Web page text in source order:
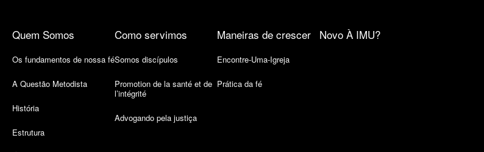
Quem Somos
Os fundamentos de nossa fé
A Questão Metodista
História
Estrutura
Como servimos
Somos discípulos
Promotion de la santé et de
l’intégrité
Advogando pela justiça
Maneiras de crescer
Encontre-Uma-Igreja
Prática da fé
Novo À IMU?